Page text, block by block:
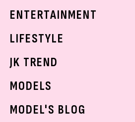
ベストコスメ
ボディケア
学校ヘアメイク
ENTERTAINMENT
K-POP
LIFESTYLE
モデルの購入品
おでかけ
JK TREND
MODELS
MODEL'S BLOG